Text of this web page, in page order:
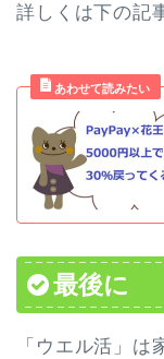
詳しくは下の記
最後に
「ウエル活」